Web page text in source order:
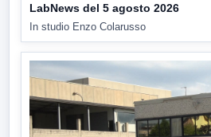
LabNews del 5 agosto 2026
In studio Enzo Colarusso